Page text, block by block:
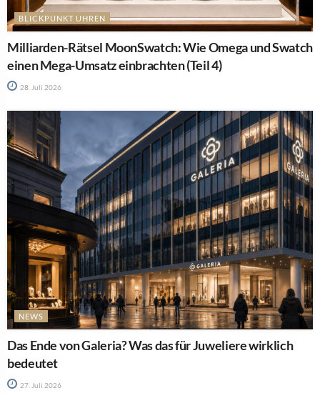
BLICKPUNKT UHREN
Milliarden-Rätsel MoonSwatch: Wie Omega und Swatch
einen Mega-Umsatz einbrachten (Teil 4)
28. Juli 2026
NEWS
Das Ende von Galeria? Was das für Juweliere wirklich
bedeutet
27. Juli 2026